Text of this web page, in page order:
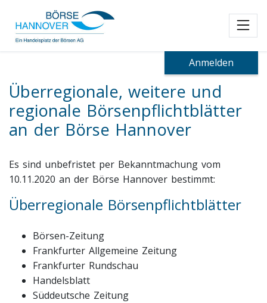
Anmelden
Überregionale, weitere und
regionale Börsenpflichtblätter
an der Börse Hannover
Es sind unbefristet per Bekanntmachung vom
10.11.2020 an der Börse Hannover bestimmt:
Überregionale Börsenpflichtblätter
Börsen-Zeitung
Frankfurter Allgemeine Zeitung
Frankfurter Rundschau
Handelsblatt
Süddeutsche Zeitung